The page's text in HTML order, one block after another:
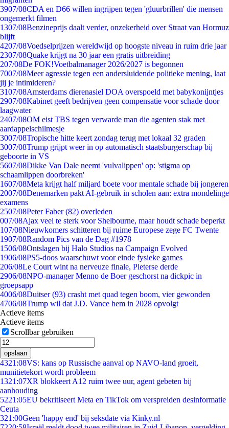
3907/08CDA en D66 willen ingrijpen tegen 'gluurbrillen' die mensen
ongemerkt filmen
1307/08Benzineprijs daalt verder, onzekerheid over Straat van Hormuz
blijft
4207/08Voedselprijzen wereldwijd op hoogste niveau in ruim drie jaar
2307/08Quake krijgt na 30 jaar een gratis uitbreiding
207/08De FOK!Voetbalmanager 2026/2027 is begonnen
7007/08Meer agressie tegen een andersluidende politieke mening, laat
jij je intimideren?
3107/08Amsterdams dierenasiel DOA overspoeld met babykonijntjes
2907/08Kabinet geeft bedrijven geen compensatie voor schade door
laagwater
2407/08OM eist TBS tegen verwarde man die agenten stak met
aardappelschilmesje
3007/08Tropische hitte keert zondag terug met lokaal 32 graden
3007/08Trump grijpt weer in op automatisch staatsburgerschap bij
geboorte in VS
5607/08Dikke Van Dale neemt 'vulvalippen' op: 'stigma op
schaamlippen doorbreken'
1607/08Meta krijgt half miljard boete voor mentale schade bij jongeren
2007/08Denemarken pakt AI-gebruik in scholen aan: extra mondelinge
examens
2507/08Peter Faber (82) overleden
007/08Ajax veel te sterk voor Shelbourne, maar houdt schade beperkt
107/08Nieuwkomers schitteren bij ruime Europese zege FC Twente
1907/08Random Pics van de Dag #1978
1506/08Ontslagen bij Halo Studios na Campaign Evolved
1906/08PS5-doos waarschuwt voor einde fysieke games
206/08Le Court wint na nerveuze finale, Pieterse derde
2906/08NPO-manager Menno de Boer geschorst na dickpic in
groepsapp
4006/08Duitser (93) crasht met quad tegen boom, vier gewonden
4706/08Trump wil dat J.D. Vance hem in 2028 opvolgt
Actieve items
Actieve items
Scrollbar gebruiken
opslaan
4321:08VS: kans op Russische aanval op NAVO-land groeit,
munitietekort wordt probleem
1321:07XR blokkeert A12 ruim twee uur, agent gebeten bij
aanhouding
5221:05EU bekritiseert Meta en TikTok om verspreiden desinformatie
Ceuta
321:00Geen 'happy end' bij seksdate via Kinky.nl